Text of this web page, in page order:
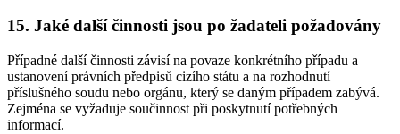
15. Jaké další činnosti jsou po žadateli požadovány
Případné další činnosti závisí na povaze konkrétního případu a
ustanovení právních předpisů cizího státu a na rozhodnutí
příslušného soudu nebo orgánu, který se daným případem zabývá.
Zejména se vyžaduje součinnost při poskytnutí potřebných
informací.